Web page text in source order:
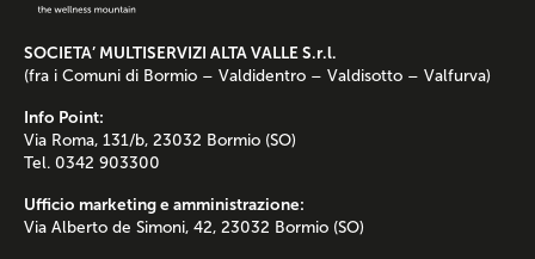
SOCIETA’ MULTISERVIZI ALTA VALLE S.r.l.
(fra i Comuni di Bormio – Valdidentro – Valdisotto – Valfurva)
Info Point:
Via Roma, 131/b, 23032 Bormio (SO)
Tel. 0342 903300
Ufficio marketing e amministrazione:
Via Alberto de Simoni, 42, 23032 Bormio (SO)